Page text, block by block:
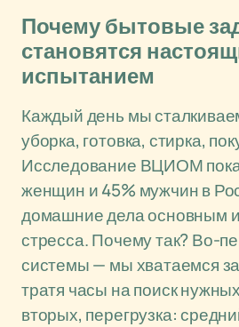
Почему бытовые
становятся
испытанием
Каждый день мы
уборка, готовка, стирка,
Исследование ВЦИОМ
женщин и 45% мужчин в
домашние дела основным
стресса. Почему так? Во-
системы — мы хватаемся
тратя часы на поиск
вторых, перегрузка: